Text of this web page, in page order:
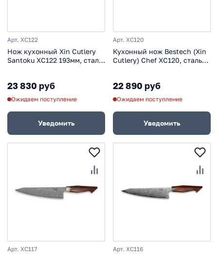
Арт. XC122
Нож кухонный Xin Cutlery
Santoku XC122 193мм, сталь
23 830 руб
Ожидаем поступление
Уведомить
Арт. XC120
Кухонный нож Bestech (Xin
Cutlery) Chef XC120, сталь
22 890 руб
Ожидаем поступление
Уведомить
Арт. XC117 Арт. XC116